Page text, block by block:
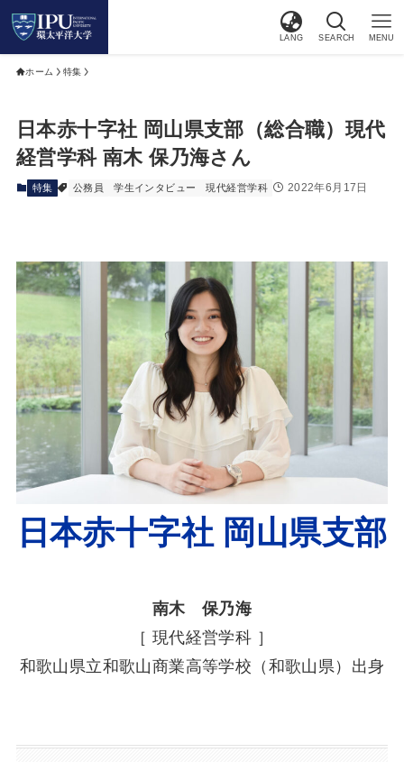
LANG SEARCH MENU
ホーム 特集
日本赤十字社 岡山県支部（総合職）現代
経営学科 南木 保乃海さん
特集 公務員 学生インタビュー 現代経営学科 2022年6月17日
日本赤十字社 岡山県支部
南木 保乃海
［ 現代経営学科 ］
和歌山県立和歌山商業高等学校（和歌山県）出身